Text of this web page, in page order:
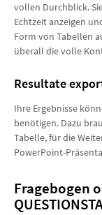
vollen Durchblick.
Echtzeit anzeigen
Form von Tabellen
überall die volle
Resultate
Ihre Ergebnisse
benötigen. Dazu
Tabelle, für die
PowerPoint-
Fragebogen